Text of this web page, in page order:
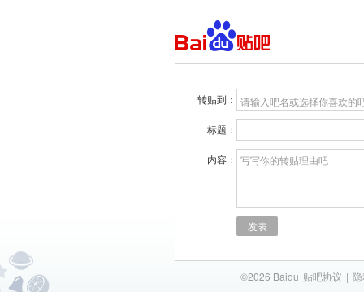
转贴到： 请输入吧名或选择你喜欢的
标题：
内容： 写写你的转贴理由吧
发表
©2026 Baidu 贴吧协议 |